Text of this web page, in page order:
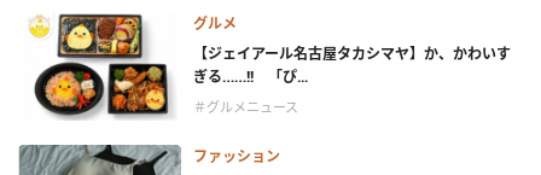
グルメ
【ジェイアール名古屋タカシマヤ】か、かわいす
ぎる……!! 「ぴ...
＃グルメニュース
ファッション